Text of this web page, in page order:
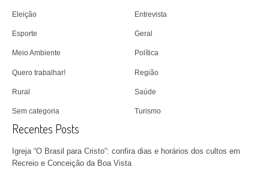
Eleição Entrevista
Esporte Geral
Meio Ambiente Política
Quero trabalhar! Região
Rural Saúde
Sem categoria Turismo
Recentes Posts
Igreja “O Brasil para Cristo”: confira dias e horários dos cultos em
Recreio e Conceição da Boa Vista